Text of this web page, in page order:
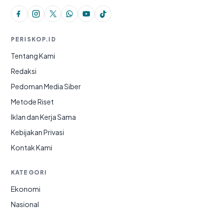
PERISKOP.ID
Tentang Kami
Redaksi
Pedoman Media Siber
Metode Riset
Iklan dan Kerja Sama
Kebijakan Privasi
Kontak Kami
KATEGORI
Ekonomi
Nasional